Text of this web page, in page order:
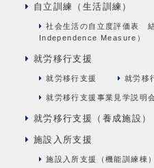
自立訓練（生活訓練）
社会生活の自立度評価表
Independence Measure）
就労移行支援
就労移行支援 就労移
就労移行支援事業見学説明
就労移行支援（養成施設）
施設入所支援
施設入所支援（機能訓練棟）